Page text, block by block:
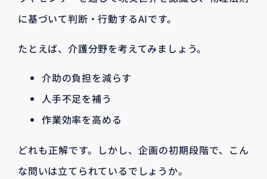
に基づいて判断・行動するAIです。
たとえば、介護分野を考えてみましょう。
介助の負担を減らす
人手不足を補う
作業効率を高める
どれも正解です。しかし、企画の初期段階で、こん
な問いは立てられているでしょうか。